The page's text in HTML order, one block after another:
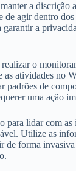
a
de agir dentro
a
o
as atividades no
padrões de
uma ação
para lidar com
Utilize as
de forma